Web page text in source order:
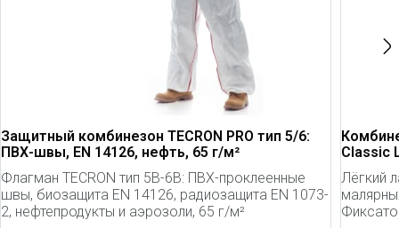
Защитный комбинезон TECRON PRO тип 5/6:
ПВХ-швы, EN 14126, нефть, 65 г/м²
Флагман TECRON тип 5B-6B: ПВХ-проклеенные
швы, биозащита EN 14126, радиозащита EN 1073-
2, нефтепродукты и аэрозоли, 65 г/м²
Classic
Лёгкий